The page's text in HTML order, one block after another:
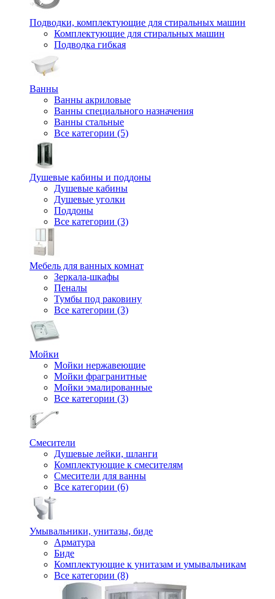
Подводки, комплектующие для стиральных машин
Комплектующие для стиральных машин
Подводка гибкая
Ванны
Ванны акриловые
Ванны специального назначения
Ванны стальные
Все категории (5)
Душевые кабины и поддоны
Душевые кабины
Душевые уголки
Поддоны
Все категории (3)
Мебель для ванных комнат
Зеркала-шкафы
Пеналы
Тумбы под раковину
Все категории (3)
Мойки
Мойки нержавеющие
Мойки фрагранитные
Мойки эмалированные
Все категории (3)
Смесители
Душевые лейки, шланги
Комплектующие к смесителям
Смесители для ванны
Все категории (6)
Умывальники, унитазы, биде
Арматура
Биде
Комплектующие к унитазам и умывальникам
Все категории (8)